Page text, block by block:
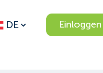
DE Einloggen